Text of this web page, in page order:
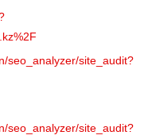
seo_analyzer/site_audit?
seo_analyzer/site_audit?